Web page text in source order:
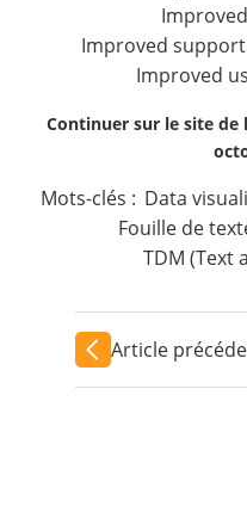
Improved
Improved
Continuer sur le site de
Mots-clés : Data
Fouille de
TDM (Text
Article